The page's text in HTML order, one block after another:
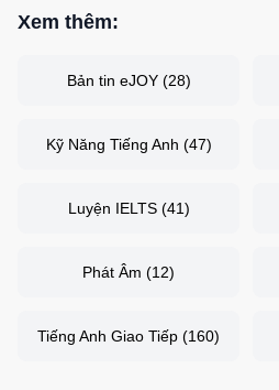
Xem thêm:
Bản tin eJOY(28)
Kỹ Năng Tiếng Anh (47)
Luyện IELTS(41)
Phát Âm (12)
Tiếng Anh Giao Tiếp (160)